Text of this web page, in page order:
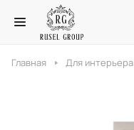
Главная Для интерьера